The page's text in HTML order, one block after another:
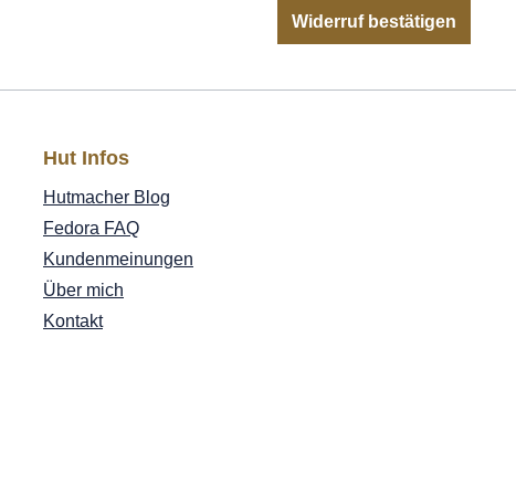
Widerruf bestätigen
Hut Infos
Hutmacher Blog
Fedora FAQ
Kundenmeinungen
Über mich
Kontakt